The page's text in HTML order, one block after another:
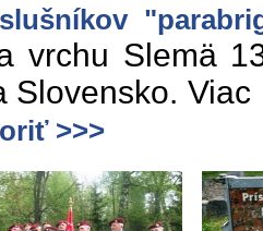
vrchu Slemä
Slovensko.
>>>